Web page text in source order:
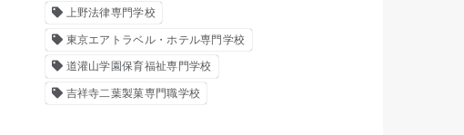
上野法律専門学校
東京エアトラベル・ホテル専門学校
道灌山学園保育福祉専門学校
吉祥寺二葉製菓専門職学校